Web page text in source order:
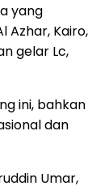
yang
Azhar, Kairo,
gelar Lc,
ini, bahkan
dan
Umar,